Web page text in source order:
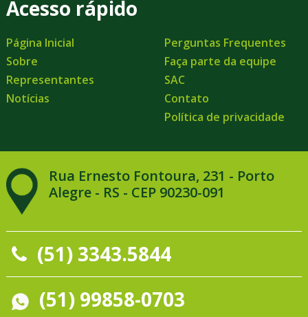
Acesso rápido
Página Inicial
Sobre
Representantes
Notícias
Perguntas Frequentes
Faça parte da equipe
SAC
Contato
Política de privacidade
Rua Ernesto Fontoura, 231 - Porto
Alegre - RS - CEP 90230-091
(51) 3343.5844
(51) 99858-0703